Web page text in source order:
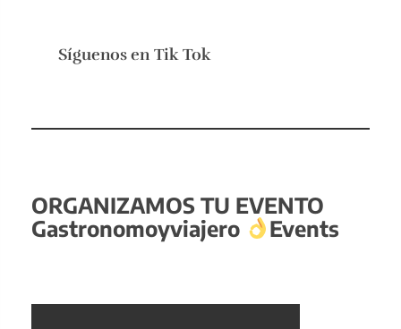
Síguenos en Tik Tok
ORGANIZAMOS TU EVENTO
Gastronomoyviajero
Events